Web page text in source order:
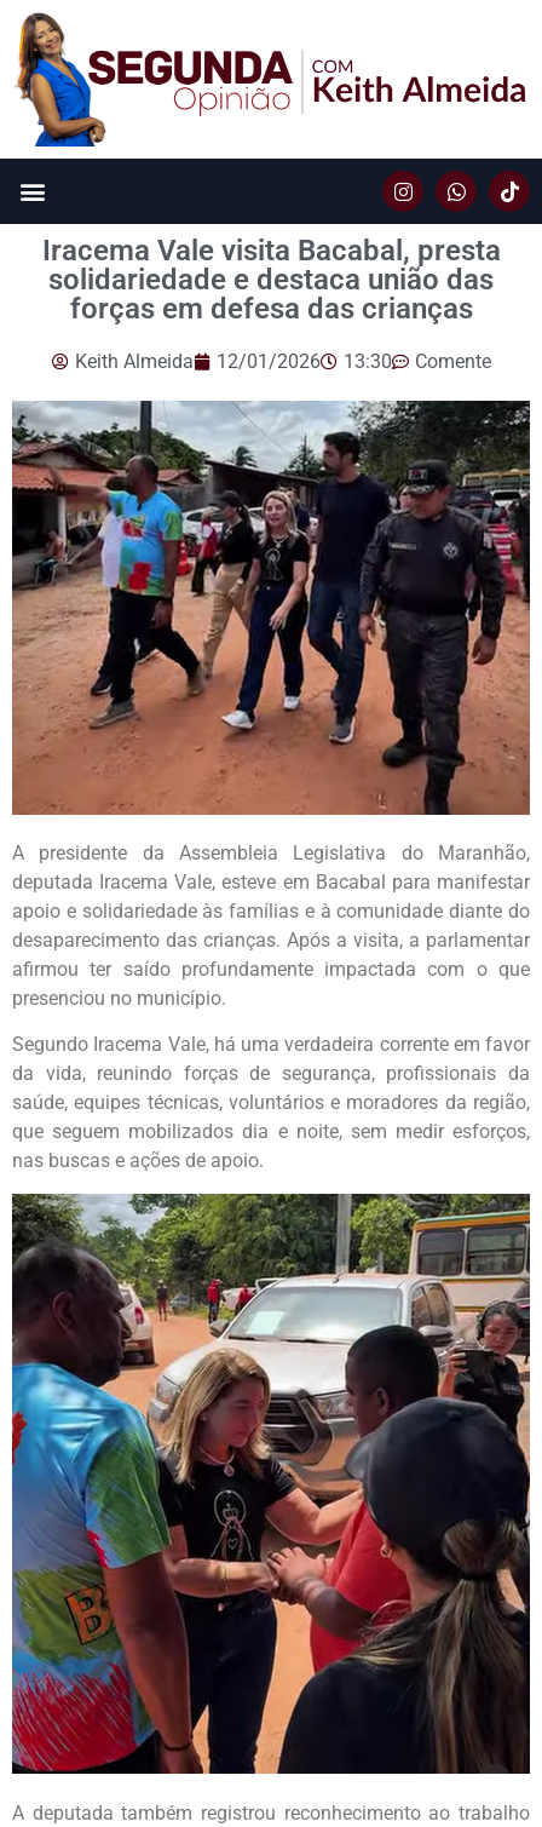
Iracema Vale visita Bacabal, presta
solidariedade e destaca união das
forças em defesa das crianças
Keith Almeida 12/01/2026 13:30 Comente
A presidente da Assembleia Legislativa do Maranhão,
deputada Iracema Vale, esteve em Bacabal para manifestar
apoio e solidariedade às famílias e à comunidade diante do
desaparecimento das crianças. Após a visita, a parlamentar
afirmou ter saído profundamente impactada com o que
presenciou no município.
Segundo Iracema Vale, há uma verdadeira corrente em favor
da vida, reunindo forças de segurança, profissionais da
saúde, equipes técnicas, voluntários e moradores da região,
que seguem mobilizados dia e noite, sem medir esforços,
nas buscas e ações de apoio.
A deputada também registrou reconhecimento ao trabalho